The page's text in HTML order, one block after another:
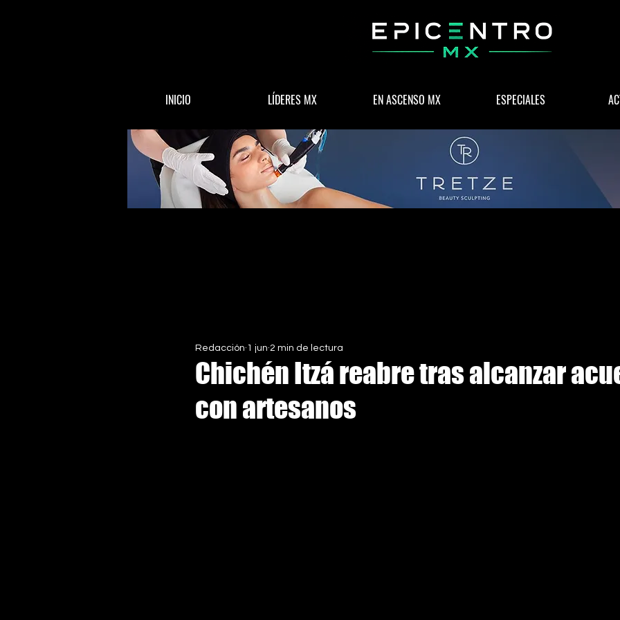
INICIO LÍDERES MX EN ASCENSO MX ESPECIALES
Chichén Itzá reabre tras alcanzar
con artesanos
Redacción 1 jun 2 min de lectura